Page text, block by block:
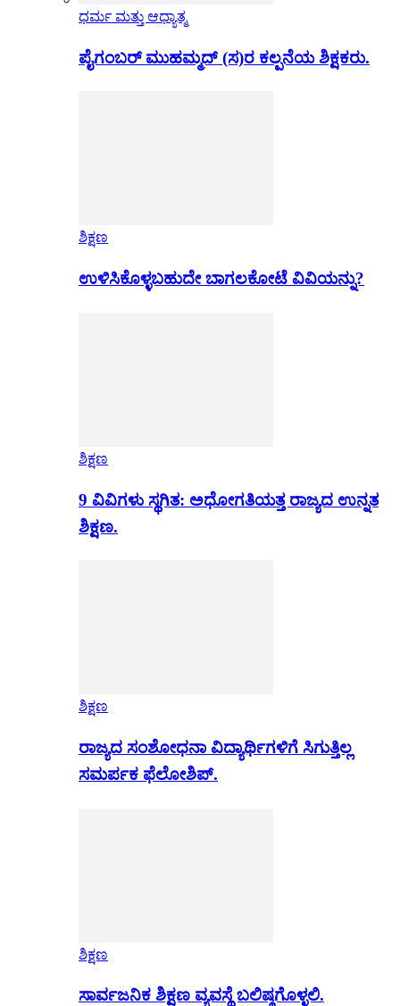
ಧರ್ಮ ಮತ್ತು ಆಧ್ಯಾತ್ಮ
ಪೈಗಂಬರ್ ಮುಹಮ್ಮದ್ (ಸ)ರ ಕಲ್ಪನೆಯ ಶಿಕ್ಷಕರು.
ಶಿಕ್ಷಣ
ಉಳಿಸಿಕೊಳ್ಳಬಹುದೇ ಬಾಗಲಕೋಟೆ ವಿವಿಯನ್ನು?
ಶಿಕ್ಷಣ
9 ವಿವಿಗಳು ಸ್ಥಗಿತ: ಅಧೋಗತಿಯತ್ತ ರಾಜ್ಯದ ಉನ್ನತ
ಶಿಕ್ಷಣ.
ಶಿಕ್ಷಣ
ರಾಜ್ಯದ ಸಂಶೋಧನಾ ವಿದ್ಯಾರ್ಥಿಗಳಿಗೆ ಸಿಗುತ್ತಿಲ್ಲ
ಸಮರ್ಪಕ ಫೆಲೋಶಿಪ್.
ಶಿಕ್ಷಣ
ಸಾರ್ವಜನಿಕ ಶಿಕ್ಷಣ ವ್ಯವಸ್ಥೆ ಬಲಿಷ್ಠಗೊಳ್ಳಲಿ.